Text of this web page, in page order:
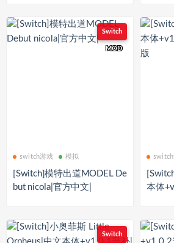
Switch
MOD
switch游戏 模拟
[Switch]模特出道MODEL De
but nicola|官方中文|
switch
本体
Switch